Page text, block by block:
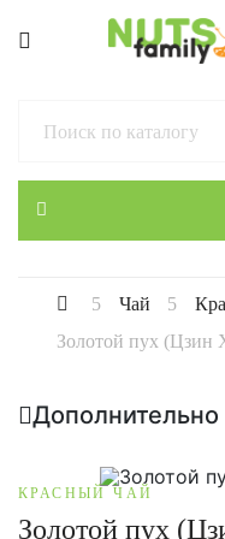
Чай
Золотой пух (Цзин
Дополнительно
КРАСНЫЙ ЧАЙ
Золотой пух